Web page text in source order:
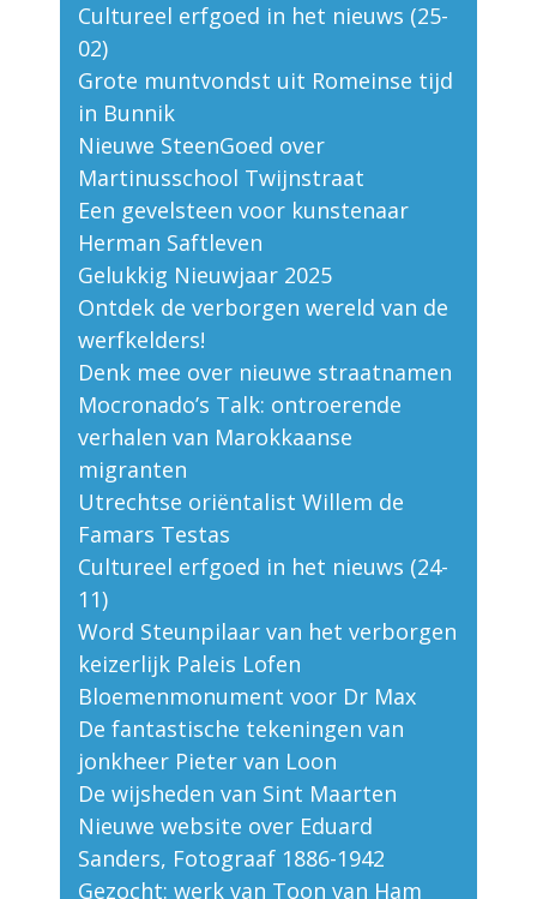
Cultureel erfgoed in het nieuws (25-
02)
Grote muntvondst uit Romeinse tijd
in Bunnik
Nieuwe SteenGoed over
Martinusschool Twijnstraat
Een gevelsteen voor kunstenaar
Herman Saftleven
Gelukkig Nieuwjaar 2025
Ontdek de verborgen wereld van de
werfkelders!
Denk mee over nieuwe straatnamen
Mocronado’s Talk: ontroerende
verhalen van Marokkaanse
migranten
Utrechtse oriëntalist Willem de
Famars Testas
Cultureel erfgoed in het nieuws (24-
11)
Word Steunpilaar van het verborgen
keizerlijk Paleis Lofen
Bloemenmonument voor Dr Max
De fantastische tekeningen van
jonkheer Pieter van Loon
De wijsheden van Sint Maarten
Nieuwe website over Eduard
Sanders, Fotograaf 1886-1942
Gezocht: werk van Toon van Ham